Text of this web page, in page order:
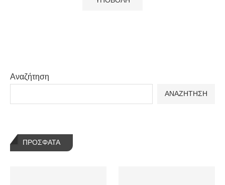
Αναζήτηση
ΑΝΑΖΗΤΗΣΗ
ΠΡΌΣΦΑΤΑ